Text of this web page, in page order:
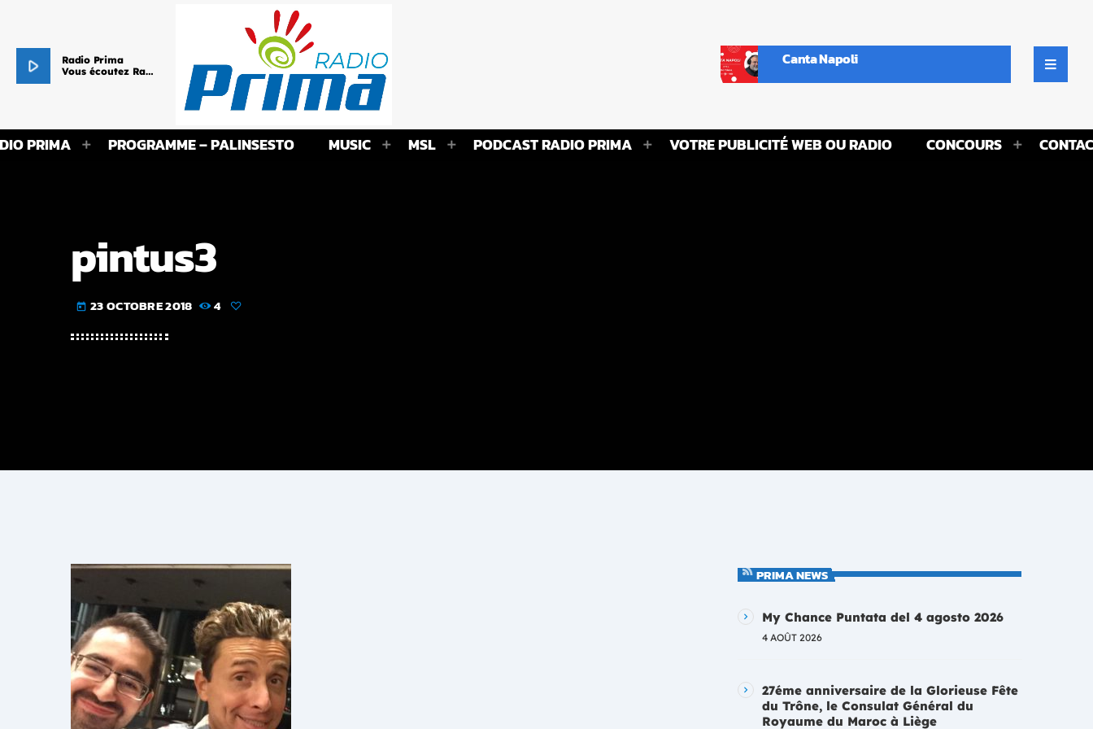
play_arrow
Radio Prima
Vous écoutez Radio Prima - Le cœur de vos Racines !
Canta Napoli
PRIMA PROGRAMME – PALINSESTO MUSIC MSL PODCAST RADIO PRIMA VOTRE PUBLICITÉ WEB OU RADIO CONCOURS
pintus3
today 23 OCTOBRE 2018 4
PRIMA NEWS
My Chance Puntata del 4 agosto 2026
4 AOÛT 2026
27éme anniversaire de la Glorieuse Fête
du Trône, le Consulat Général du
Royaume du Maroc à Liège